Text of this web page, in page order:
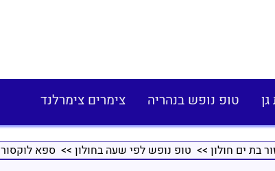
טופ נופש בנהריה צימרים צימרלנד
בת ים חולון >> טופ נופש לפי שעה בחולון >> ספא לוקסור